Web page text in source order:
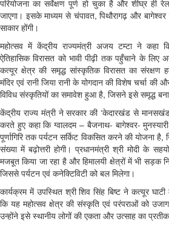
परियोजना का सर्वेक्षण पूर्ण हो चुका है और शीघ्र ही रेल
जाएगा। इसके माध्यम से चंपावत, पिथौरागढ़ और
साकार होंगी।
महोत्सव में केंद्रीय राज्यमंत्री अजय टम्टा ने कहा
ऐतिहासिक विरासत को भावी पीढ़ी तक पहुँचाने के
कत्यूर क्षेत्र की समृद्ध सांस्कृतिक विरासत का संरक्षण
मंदिर एवं रानी जिया रानी के योगदान की विशेष चर्चा
विविध संस्कृतियों का समावेश हुआ है, जिसने इसे समृद्ध
केंद्रीय राज्य मंत्री ने सरकार की ‘केदारखंड से
करते हुए कहा कि ग्वालदम – बैजनाथ- बागेश्वर-
पूर्णागिरि तक पर्यटन सर्किट विकसित करने की योजना है,
संख्या में बढ़ोत्तरी होगी। प्रधानमंत्री श्री मोदी के
मजबूत किया जा रहा है और हिमालयी क्षेत्रों में भी सड़क
जिससे पर्यटन एवं कनेक्टिविटी को बल मिलेगा।
कार्यक्रम में उपस्थित श्री शिव सिंह बिष्ट ने कत्यूर
कि यह महोत्सव क्षेत्र की संस्कृति एवं परंपराओं को
उन्होंने इसे स्थानीय लोगों की एकता और उत्साह का